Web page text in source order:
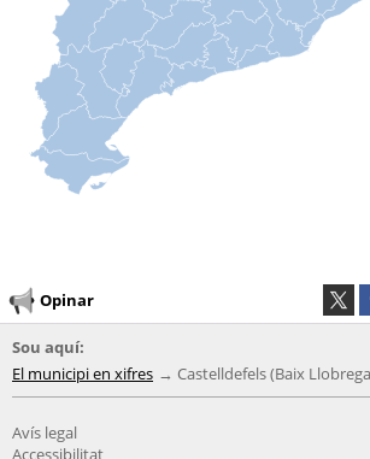
Opinar
Sou aquí:
El municipi en xifres
Castelldefels (Baix
Avís legal
Accessibilitat